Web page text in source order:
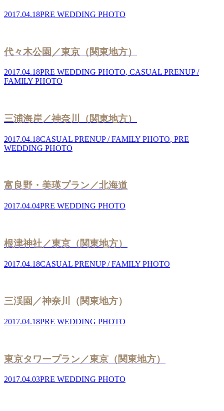
2017.04.18PRE WEDDING PHOTO
代々木公園／東京（関東地方）
2017.04.18PRE WEDDING PHOTO, CASUAL PRENUP /
FAMILY PHOTO
三浦海岸／神奈川（関東地方）
2017.04.18CASUAL PRENUP / FAMILY PHOTO, PRE
WEDDING PHOTO
富良野・美瑛プラン／北海道
2017.04.04PRE WEDDING PHOTO
根津神社／東京（関東地方）
2017.04.18CASUAL PRENUP / FAMILY PHOTO
三渓園／神奈川（関東地方）
2017.04.18PRE WEDDING PHOTO
東京タワープラン／東京（関東地方）
2017.04.03PRE WEDDING PHOTO